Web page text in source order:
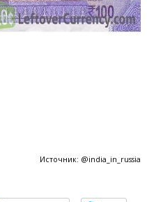
Источник: @india_in_russia